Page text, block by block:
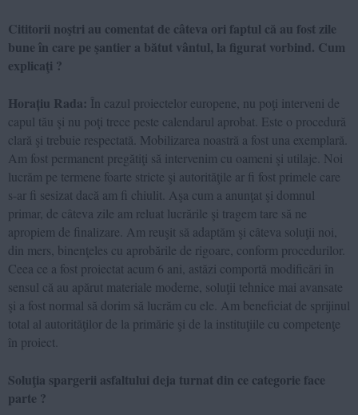
Cititorii noştri au comentat de câteva ori faptul că au fost zile
bune în care pe şantier a bătut vântul, la figurat vorbind. Cum
explicaţi ?
Horațiu Rada: În cazul proiectelor europene, nu poţi interveni de
capul tău şi nu poţi trece peste calendarul aprobat. Este o procedură
clară şi trebuie respectată. Mobilizarea noastră a fost una exemplară.
Am fost permanent pregătiţi să intervenim cu oameni şi utilaje. Noi
lucrăm pe termene foarte stricte şi autorităţile ar fi fost primele care
s-ar fi sesizat dacă am fi chiulit. Aşa cum a anunţat şi domnul
primar, de câteva zile am reluat lucrările şi tragem tare să ne
apropiem de finalizare. Am reuşit să adaptăm şi câteva soluţii noi,
din mers, binenţeles cu aprobările de rigoare, conform procedurilor.
Ceea ce a fost proiectat acum 6 ani, astăzi comportă modificări în
sensul că au apărut materiale moderne, soluţii tehnice mai avansate
şi a fost normal să dorim să lucrăm cu ele. Am beneficiat de sprijinul
total al autorităţilor de la primărie şi de la instituţiile cu competenţe
în proiect.
Soluţia spargerii asfaltului deja turnat din ce categorie face
parte ?